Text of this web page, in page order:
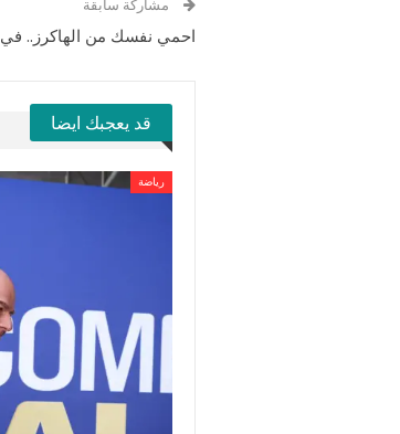
مشاركة سابقة
احمي نفسك من الهاكرز.. في 5 خطوات
قد يعجبك ايضا
رياضة